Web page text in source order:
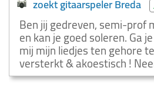
zoekt gitaarspeler Breda
Ben jij gedreven, semi-prof
en kan je goed soleren. Ga
mij mijn liedjes ten gehore
versterkt & akoestisch !